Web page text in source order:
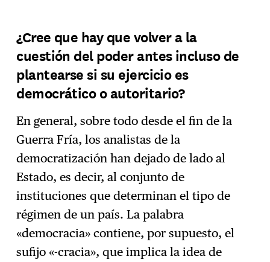
¿Cree que hay que volver a la
cuestión del poder antes incluso de
plantearse si su ejercicio es
democrático o autoritario?
En general, sobre todo desde el fin de la
Guerra Fría, los analistas de la
democratización han dejado de lado al
Estado, es decir, al conjunto de
instituciones que determinan el tipo de
régimen de un país. La palabra
«democracia» contiene, por supuesto, el
sufijo «-cracia», que implica la idea de